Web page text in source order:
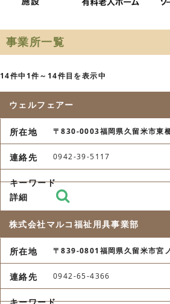
事業所一覧
14件中1件～14件目を表示中
ウェルフェアー
〒830-0003福岡県久留米市東
0942-39-5117
株式会社マルコ福祉用具事業部
〒839-0801福岡県久留米市宮
0942-65-4366